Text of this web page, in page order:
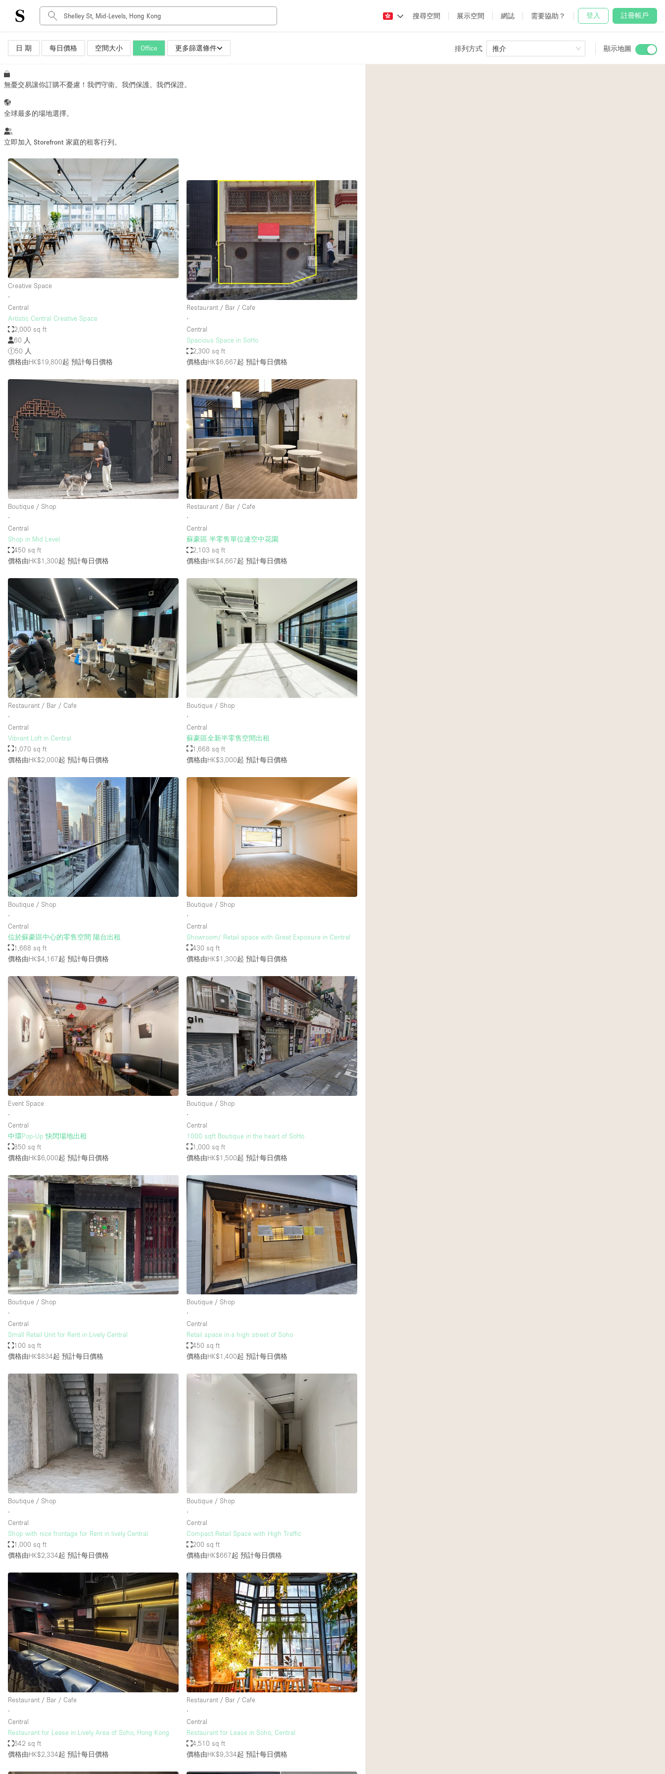
搜尋空間 展示空間 網誌 需要協助？ 登入 註冊帳戶
日 期 每日價格 空間大小 Office 更多篩選條件 排列方式 推介 顯示地圖
空間種類 Advertisement Space
Boat
Event Space
Meeting Space
Other
Restaurant / Bar / Cafe
Salon
Stall / Market Stall
Unique Space
Counters
Electricity
Garden
Ground Floor
Haussmann Style
Industrial
Kitchen
Sound & Video Equipment
Stock Room
Stunning View
Toilets
Whitebox / Minimal
樓層 / 入口 地下室
無憂交易讓你訂購不憂慮！我們守衛。我們保護。我們保證。
全球最多的場地選擇。
立即加入 Storefront 家庭的租客行列。
Creative Space
∙
Central
Artistic Central Creative Space
2,000 sq ft
60 人
50 人
價格由HK$19,800起 預計每日價格
Restaurant / Bar / Cafe
∙
Central
Spacious Space in SoHo
2,300 sq ft
價格由HK$6,667起 預計每日價格
Boutique / Shop
∙
Central
Shop in Mid Level
450 sq ft
價格由HK$1,300起 預計每日價格
Restaurant / Bar / Cafe
∙
Central
蘇豪區 半零售單位連空中花園
2,103 sq ft
價格由HK$4,667起 預計每日價格
Restaurant / Bar / Cafe
∙
Central
Vibrant Loft in Central
1,070 sq ft
價格由HK$2,000起 預計每日價格
Boutique / Shop
∙
Central
蘇豪區全新半零售空間出租
1,668 sq ft
價格由HK$3,000起 預計每日價格
Boutique / Shop
∙
Central
位於蘇豪區中心的零售空間 陽台出租
1,668 sq ft
價格由HK$4,167起 預計每日價格
Boutique / Shop
∙
Central
Showroom/ Retail space with Great Exposure in Central
430 sq ft
價格由HK$1,300起 預計每日價格
Event Space
∙
Central
中環Pop-Up 快閃場地出租
850 sq ft
價格由HK$6,000起 預計每日價格
Boutique / Shop
∙
Central
1000 sqft Boutique in the heart of SoHo
1,000 sq ft
價格由HK$1,500起 預計每日價格
Boutique / Shop
∙
Central
Small Retail Unit for Rent in Lively Central
100 sq ft
價格由HK$834起 預計每日價格
Boutique / Shop
∙
Central
Retail space in a high street of Soho
450 sq ft
價格由HK$1,400起 預計每日價格
Boutique / Shop
∙
Central
Shop with nice frontage for Rent in lively Central
1,000 sq ft
價格由HK$2,334起 預計每日價格
Boutique / Shop
∙
Central
Compact Retail Space with High Traffic
200 sq ft
價格由HK$667起 預計每日價格
Restaurant / Bar / Cafe
∙
Central
Restaurant for Lease in Lively Area of Soho, Hong Kong
642 sq ft
價格由HK$2,334起 預計每日價格
Restaurant / Bar / Cafe
∙
Central
Restaurant for Lease in Soho, Central
4,510 sq ft
價格由HK$9,334起 預計每日價格